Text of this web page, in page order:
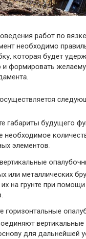
работ по
необходимо
которая будет
и формировать
габариты будущего
необходимое
элементов.
или металлических
их на грунте при
горизонтальные
вертикальные
для дальнейшей